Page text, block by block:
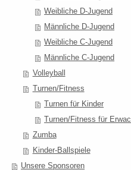
Weibliche D-Jugend
Männliche D-Jugend
Weibliche C-Jugend
Männliche C-Jugend
Volleyball
Turnen/Fitness
Turnen für Kinder
Turnen/Fitness für
Zumba
Kinder-Ballspiele
Unsere Sponsoren